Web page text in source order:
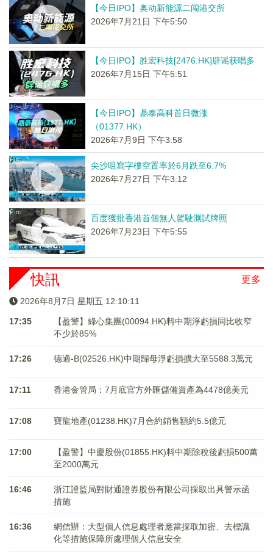
【今日IPO】奥动新能源二闯港交所
2026年7月21日 下午5:50
【今日IPO】胜宏科技[2476.HK]辟谣获唱多
2026年7月15日 下午5:51
【今日IPO】鼎泰高科首日微涨
（01377.HK）
2026年7月9日 下午3:58
尖沙咀寫字樓空置率於6月跌至6.7%
2026年7月27日 下午3:12
百度獲批香港首個無人駕駛測試牌照
2026年7月23日 下午5:55
更多
快訊
2026年8月7日 星期五 12:10:12
17:35
【盈警】綠心集團(00094.HK)料中期淨虧損同比收窄
不少於85%
17:26 德適-B(02526.HK)中期歸母淨虧損擴大至5588.3萬元
17:11 香港金管局：7月底官方外匯儲備資產為4478億美元
17:08 寶龍地產(01238.HK)7月合約銷售額約5.5億元
17:00
【盈警】中慶股份(01855.HK)料中期除稅後虧損500萬
至2000萬元
16:46
浙江證監局對財通證券股份有限公司採取出具警示函
措施
16:36
網信辦：大型個人信息處理者應當採取加密、去標識
化等措施保障所處理個人信息安全